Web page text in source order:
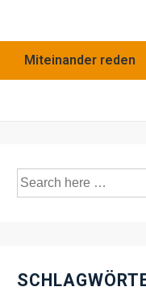
Miteinander reden
Suche
nach: